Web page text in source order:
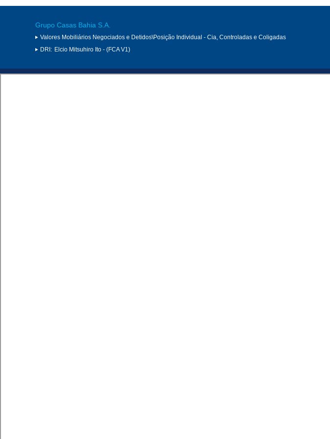
Grupo Casas Bahia S.A.
Valores Mobiliários Negociados e Detidos\Posição Individual - Cia, Controladas e Coligadas
DRI: Elcio Mitsuhiro Ito - (FCA V1)